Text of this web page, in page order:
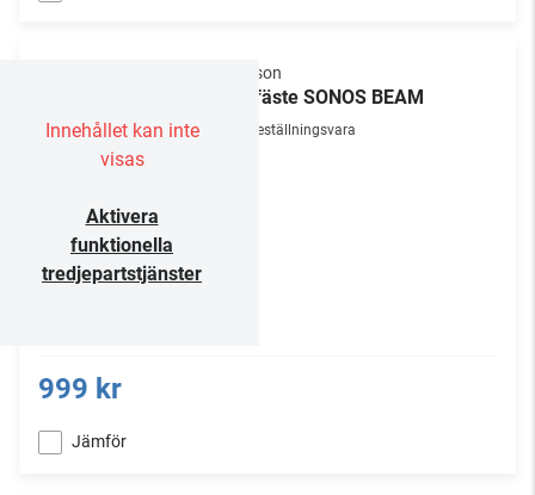
Innehållet kan inte
visas
Aktivera
funktionella
tredjepartstjänster
Flexson
TV-fäste SONOS BEAM
Beställningsvara
999 kr
Jämför